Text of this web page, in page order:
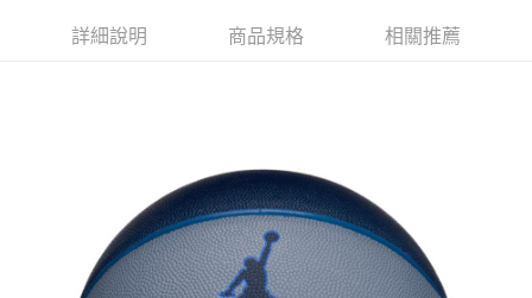
每筆NT$80，滿NT$599(含以上)免運費
詳細說明 商品規格 相關推薦